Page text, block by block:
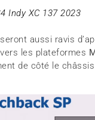
Indy XC 137 2023
aussi ravis
les plateformes
de côté le châssis